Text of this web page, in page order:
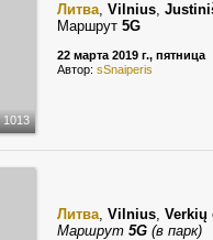
1013
Литва, Vilnius,
Маршрут 5G
22 марта 2019 г., пятница
Автор: sSnaiperis
Литва, Vilnius, Verkių
Маршрут 5G (в парк)